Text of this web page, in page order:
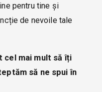
pentru tine și
de nevoile tale
cel mai mult să îți
să ne spui în